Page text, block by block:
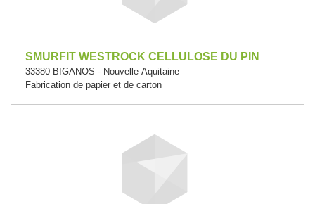
SMURFIT WESTROCK CELLULOSE DU PIN
33380 BIGANOS - Nouvelle-Aquitaine
Fabrication de papier et de carton